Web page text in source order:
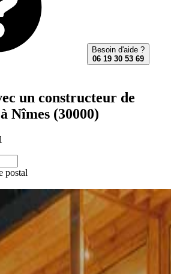
Besoin d'aide ?
06 19 30 53 69
un constructeur de
Nîmes (30000)
postal